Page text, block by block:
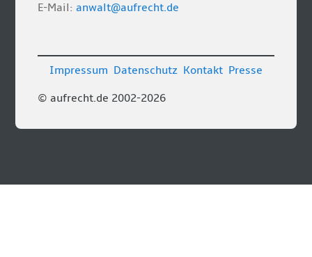
E-Mail:anwalt@aufrecht.de
© aufrecht.de 2002-2026
Impressum Datenschutz Kontakt Presse